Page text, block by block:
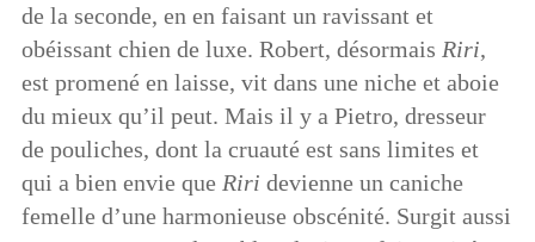
de la seconde, en en faisant un ravissant et
obéissant chien de luxe. Robert, désormais Riri,
est promené en laisse, vit dans une niche et aboie
du mieux qu’il peut. Mais il y a Pietro, dresseur
de pouliches, dont la cruauté est sans limites et
qui a bien envie que Riri devienne un caniche
femelle d’une harmonieuse obscénité. Surgit aussi